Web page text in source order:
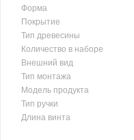
Форма
Покрытие
Тип древесины
Количество в наборе
Внешний вид
Тип монтажа
Модель продукта
Тип ручки
Длина винта